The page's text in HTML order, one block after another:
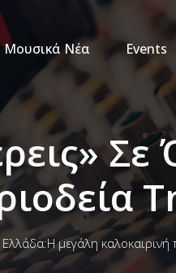
Μουσικά Νέα Events
μεγάλη καλοκαιρινή